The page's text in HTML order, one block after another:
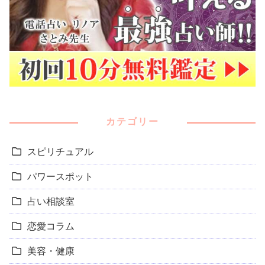
カテゴリー
スピリチュアル
パワースポット
占い相談室
恋愛コラム
美容・健康